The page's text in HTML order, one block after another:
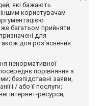
які бажають
користувачам
багатьом прийняти
для
для роз'яснення
ненормативної
порівняння з
безпідставні заяви,
і / або її послуги;
інтернет-ресурси;